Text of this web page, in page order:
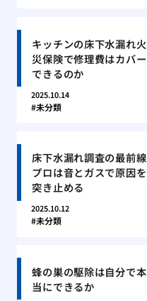
キッチンの床下水漏れ火
災保険で修理費はカバー
できるのか
2025.10.14
未分類
床下水漏れ調査の最前線
プロは音とガスで原因を
突き止める
2025.10.12
未分類
蜂の巣の駆除は自分で本
当にできるか